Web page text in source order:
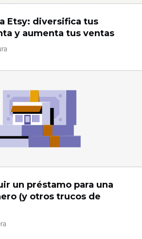
Etsy: diversifica tus
y aumenta tus ventas
un préstamo para una
(y otros trucos de